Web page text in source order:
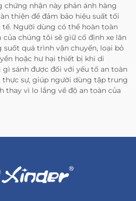
nhận này phản ánh hàng
thiện để đảm bảo hiệu suất tối
Người dùng có thể hoàn toàn
của chúng tôi sẽ giữ cố định xe lăn
quá trình vận chuyển, loại bỏ
hoặc hư hại thiết bị khi di
gì sánh được đối với yếu tố an toàn
thực sự, giúp người dùng tập trung
thay vì lo lắng về độ an toàn của